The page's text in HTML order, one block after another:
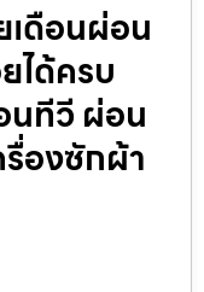
ดือนผ่อน
ได้ครบ
นทีวี ผ่อน
องซักผ้า